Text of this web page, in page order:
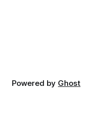
Powered by Ghost